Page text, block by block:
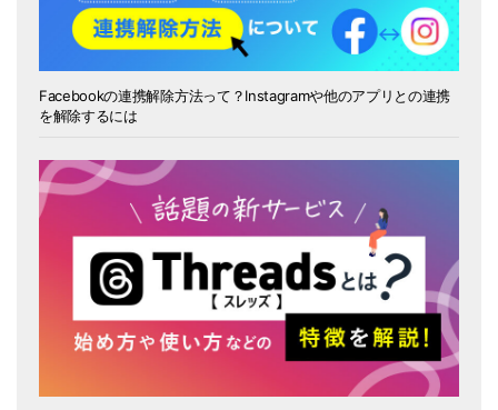
Facebookの連携解除方法って？Instagramや他のアプリとの連携
を解除するには